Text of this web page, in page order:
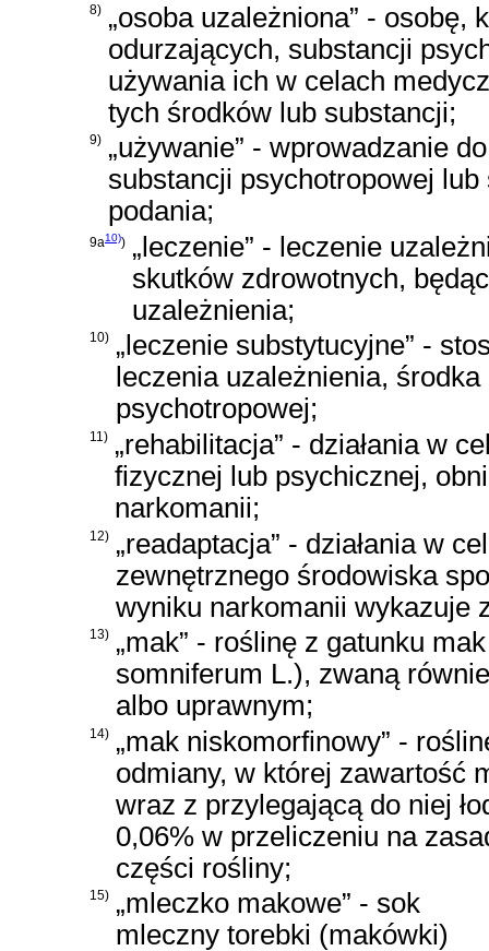
8) „osoba uzależniona” -
odurzających, substancji
używania ich w celach
tych środków lub substancji;
9) „używanie” - wprowadzanie
substancji psychotropowej
podania;
9a10)) „leczenie” - leczenie
skutków zdrowotnych,
uzależnienia;
10) „leczenie substytucyjne” -
leczenia uzależnienia,
psychotropowej;
11) „rehabilitacja” - działania w
fizycznej lub psychicznej,
narkomanii;
12) „readaptacja” - działania w
zewnętrznego środowiska
wyniku narkomanii wykazuje
13) „mak” - roślinę z gatunku
somniferum L.), zwaną
albo uprawnym;
14) „mak niskomorfinowy” -
odmiany, w której zawartość
wraz z przylegającą do niej
0,06% w przeliczeniu na
części rośliny;
15) „mleczko makowe” - sok
mleczny torebki (makówki)